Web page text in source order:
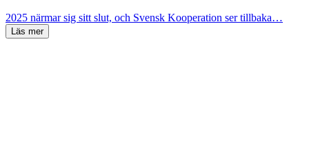
2025 närmar sig sitt slut, och Svensk Kooperation ser tillbaka…
Läs mer